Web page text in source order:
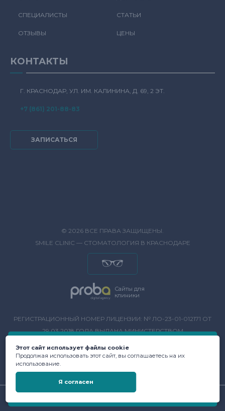
СПЕЦИАЛИСТЫ СТАТЬИ
ОТЗЫВЫ ЦЕНЫ
КОНТАКТЫ
Г. КРАСНОДАР, УЛ. ИМ. КАЛИНИНА, Д. 69, 2 ЭТ.
+7 (861) 201-88-83
ЗАПИСАТЬСЯ
© 2026 ВСЕ ПРАВА ЗАЩИЩЕНЫ.
SMILE CLINIC — СТОМАТОЛОГИЯ В КРАСНОДАРЕ
Сайты для
клиники
РЕГИСТРАЦИОННЫЙ НОМЕР ЛИЦЕНЗИИ: № ЛО-23-01-012171 ОТ
29.03.2018 ГОДА ВЫДАНА МИНИСТЕРСТВОМ
ООО СТОМАТОЛОГИЯ «СМАЙЛ»
ОГРН 1102308004853
ИНН - 2308168063
Этот сайт использует файлы cookie
Продолжая использовать этот сайт, вы соглашаетесь на их
использование.
Я согласен